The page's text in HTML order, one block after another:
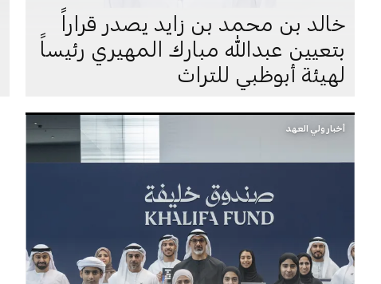
خالد بن محمد بن زايد يصدر قراراً
بتعيين عبدالله مبارك المهيري رئيساً
لهيئة أبوظبي للتراث
أخبار ولي العهد